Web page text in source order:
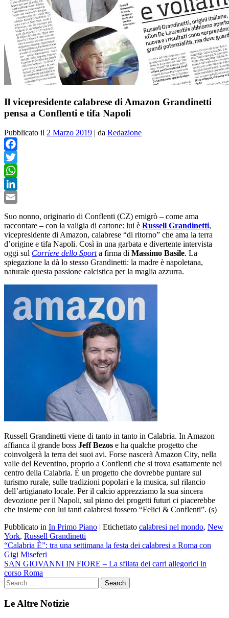
Il vicepresidente calabrese di Amazon Grandinetti
pensa a Conflenti e tifa Napoli
Pubblicato il 2 Marzo 2019 | da Redazione
Facebook
Twitter
WhatsApp
LinkedIn
Suo nonno, originario di Conflenti (CZ) emigrò – come ama
raccontare – con la valigia di cartone: lui è Russell Grandinetti,
vicepresidente di Amazon, calabrese “di ritorno” che ama la terra
d’origine e tifa Napoli. Così in una garbata e divertente intervista
oggi sul Corriere dello Sporta firma di Massimo Basile. La
spiegazione la dà lo stesso Grandinetti: la madre è napoletana,
naturale questa passione calcistica per la maglia azzurra.
Russell Grandinetti viene di tanto in tanto in Calabria. In Amazon
affianca il grande boss Jeff Bezos e ha qualche progetto che
coinvolgerà la terra dei suoi avi. Forse nascerà Amazon City, nella
valle del Reventino, proprio a Conflenti che si trova esattamente nel
centro della Calabria. È un progetto che dovrebbe puntare sul
turismo rurale, sulle tradizioni popolari e la musica, sul rilancio
dell’artigianato locale. Per il calcio apprezziamo la sua sincera
devozione per il Napoli, sul piano dei progetti futuri ci piacerebbe
che insieme con lui tanti calabresi fossero “Felici & Conflenti”. (s)
Pubblicato in In Primo Piano | Etichettato calabresi nel mondo, New
York, Russell Grandinetti
Navigazione
articoli
“Calabria È”: tra una settimana la festa dei calabresi a Roma con
Gigi Miseferi
SAN GIOVANNI IN FIORE – La sfilata dei carri allegorici in
corso Roma
Le Altre Notizie